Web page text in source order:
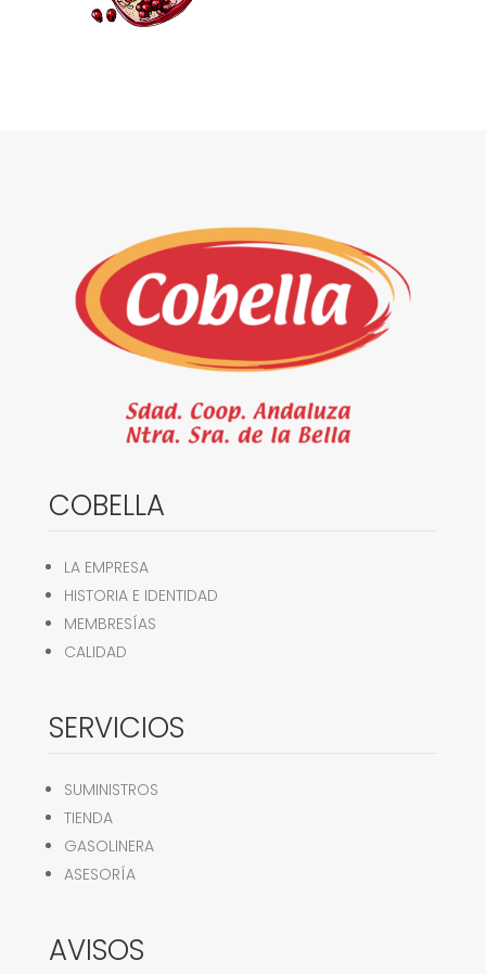
COBELLA
LA EMPRESA
HISTORIA E IDENTIDAD
MEMBRESÍAS
CALIDAD
SERVICIOS
SUMINISTROS
TIENDA
GASOLINERA
ASESORÍA
AVISOS